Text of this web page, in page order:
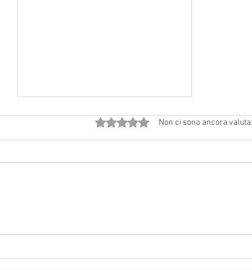
Valutazione 0 stelle su 5.
Non ci sono ancora